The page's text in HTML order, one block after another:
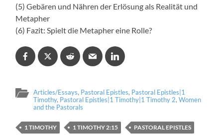
(5) Gebären und Nähren der Erlösung als Realität und
Metapher
(6) Fazit: Spielt die Metapher eine Rolle?
Articles/Essays, Pastoral Epistles, Pastoral Epistles|1
Timothy, Pastoral Epistles|1 Timothy|1 Timothy 2,Women
and the Pastorals
1 TIMOTHY 1 TIMOTHY 2:15 PASTORAL EPISTLES